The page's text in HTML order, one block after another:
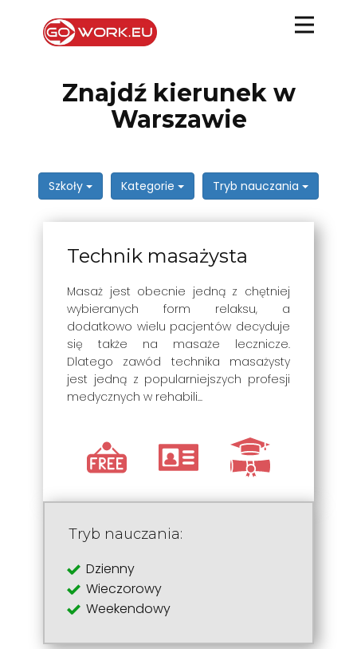
Znajdź kierunek w
Warszawie
Szkoły Kategorie Tryb nauczania
Technik masażysta
Masaż jest obecnie jedną z chętniej
wybieranych form relaksu, a
dodatkowo wielu pacjentów decyduje
się także na masaże lecznicze.
Dlatego zawód technika masażysty
jest jedną z popularniejszych profesji
medycznych w rehabili...
Tryb nauczania:
Dzienny
Wieczorowy
Weekendowy